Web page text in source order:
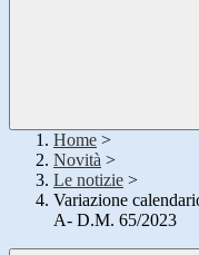
Home >
Novità >
Le notizie >
Variazione
A- D.M. 65/2023